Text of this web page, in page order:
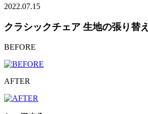
2022.07.15
クラシックチェア 生地の張り替え
BEFORE
AFTER